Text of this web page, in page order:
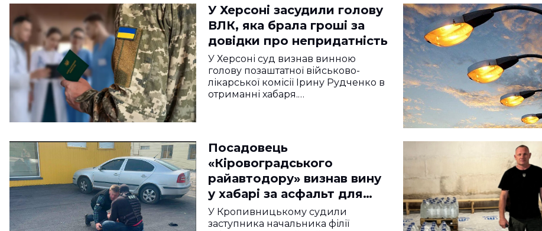
У Херсоні засудили голову
ВЛК, яка брала гроші за
довідки про непридатність
У Херсоні суд визнав винною
голову позаштатної військово-
лікарської комісії Ірину Рудченко в
отриманні хабаря.…
Посадовець
«Кіровоградського
райавтодору» визнав вину
у хабарі за асфальт для
парковки
У Кропивницькому судили
заступника начальника філії